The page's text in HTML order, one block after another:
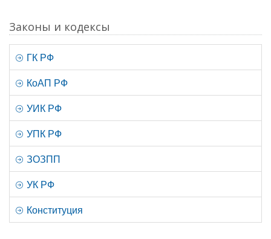
Законы и кодексы
ГК РФ
КоАП РФ
УИК РФ
УПК РФ
ЗОЗПП
УК РФ
Конституция